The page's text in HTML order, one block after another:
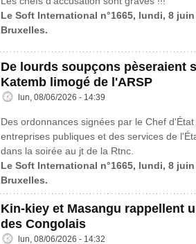
Le Soft International n°1665, lundi, 8
Bruxelles.
De lourds soupçons pèseraient
Katemb limogé de l'ARSP
lun, 08/06/2026 - 14:39
Des ordonnances signées par le Chef
entreprises publiques et des services de
dans la soirée au jt de la Rtnc.
Le Soft International n°1665, lundi, 8
Bruxelles.
Kin-kiey et Masangu rappellent
des Congolais
lun, 08/06/2026 - 14:32